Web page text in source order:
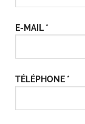
E-MAIL *
TÉLÉPHONE *